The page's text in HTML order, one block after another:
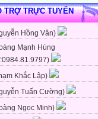
TRỢ TRỰC TUYẾN
Hồng Vân)
Mạnh Hùng
Khắc Lập)
Tuấn Cường)
Ngọc Minh)